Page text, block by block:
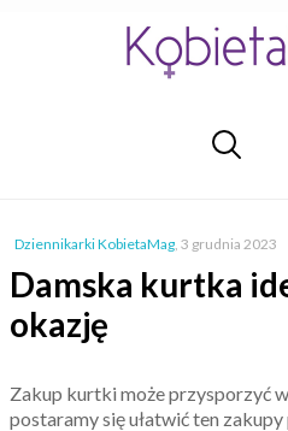
Dziennikarki KobietaMag, 3 grudnia 2023
Damska kurtka
okazję
Zakup kurtki może przysporzyć
postaramy się ułatwić ten